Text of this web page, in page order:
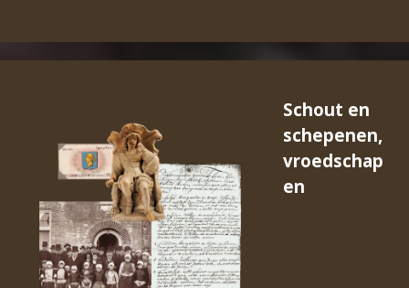
Schout en
schepenen,
vroedschap
en